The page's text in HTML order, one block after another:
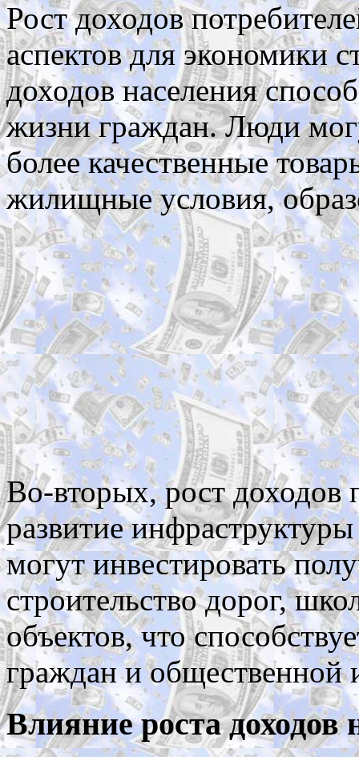
Рост доходов
аспектов для экономики
доходов населения
жизни граждан. Люди
более качественные
жилищные условия,
Во-вторых, рост доходов
развитие
могут инвестировать
строительство дорог,
объектов, что
граждан и общественной
Влияние роста доходов